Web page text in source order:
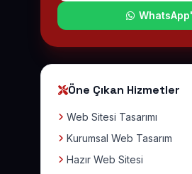
Öne Çıkan Hizmetler
Web Sitesi Tasarımı
Kurumsal Web Tasarım
Hazır Web Sitesi